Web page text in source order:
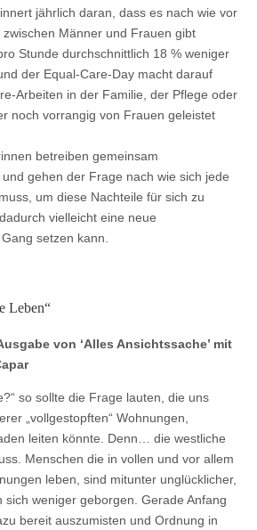
jährlich daran, dass es nach wie vor
Männer und Frauen gibt
Stunde durchschnittlich 18 % weniger
der Equal-Care-Day macht darauf
Arbeiten in der Familie, der Pflege oder
noch vorrangig von Frauen geleistet
betreiben gemeinsam
und gehen der Frage nach wie sich jede
um diese Nachteile für sich zu
vielleicht eine neue
setzen kann.
Leben“
von ‘Alles Ansichtssache’ mit
so sollte die Frage lauten, die uns
„vollgestopften“ Wohnungen,
leiten könnte. Denn… die westliche
Menschen die in vollen und vor allem
leben, sind mitunter unglücklicher,
sich weniger geborgen. Gerade Anfang
bereit auszumisten und Ordnung in